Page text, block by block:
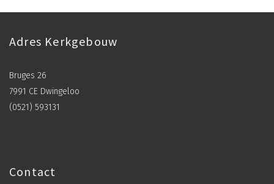
Adres Kerkgebouw
Bruges 26
7991 CE Dwingeloo
(0521) 593131
Contact